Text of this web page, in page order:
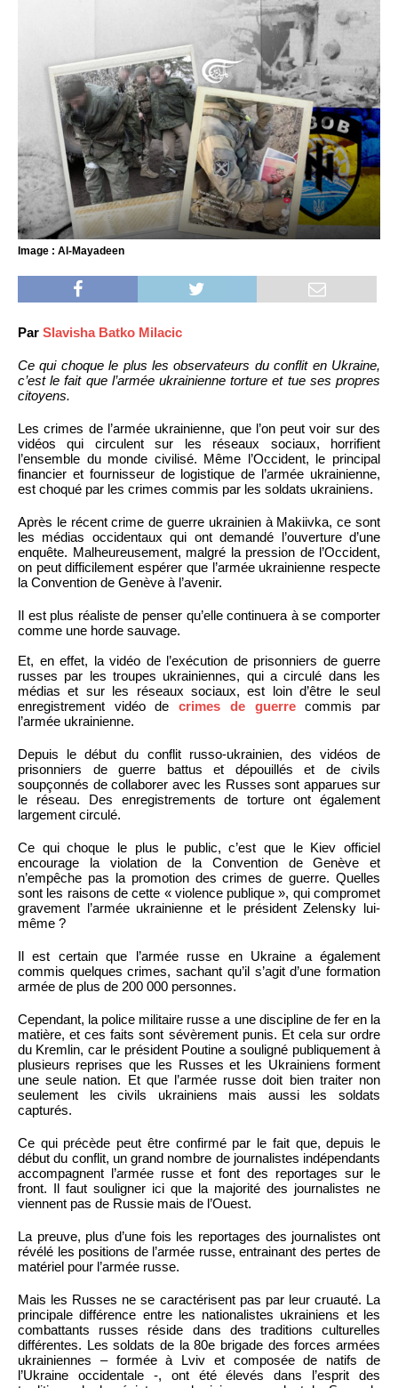
Image : Al-Mayadeen
Par Slavisha Batko Milacic
Ce qui choque le plus les observateurs du conflit en Ukraine,
c’est le fait que l’armée ukrainienne torture et tue ses propres
citoyens.
Les crimes de l’armée ukrainienne, que l’on peut voir sur des
vidéos qui circulent sur les réseaux sociaux, horrifient
l’ensemble du monde civilisé. Même l’Occident, le principal
financier et fournisseur de logistique de l’armée ukrainienne,
est choqué par les crimes commis par les soldats ukrainiens.
Après le récent crime de guerre ukrainien à Makiivka, ce sont
les médias occidentaux qui ont demandé l’ouverture d’une
enquête. Malheureusement, malgré la pression de l’Occident,
on peut difficilement espérer que l’armée ukrainienne respecte
la Convention de Genève à l’avenir.
Il est plus réaliste de penser qu’elle continuera à se comporter
comme une horde sauvage.
Et, en effet, la vidéo de l’exécution de prisonniers de guerre
russes par les troupes ukrainiennes, qui a circulé dans les
médias et sur les réseaux sociaux, est loin d’être le seul
enregistrement vidéo decrimes de guerrecommis par
l’armée ukrainienne.
Depuis le début du conflit russo-ukrainien, des vidéos de
prisonniers de guerre battus et dépouillés et de civils
soupçonnés de collaborer avec les Russes sont apparues sur
le réseau. Des enregistrements de torture ont également
largement circulé.
Ce qui choque le plus le public, c’est que le Kiev officiel
encourage la violation de la Convention de Genève et
n’empêche pas la promotion des crimes de guerre. Quelles
sont les raisons de cette « violence publique », qui compromet
gravement l’armée ukrainienne et le président Zelensky lui-
même ?
Il est certain que l’armée russe en Ukraine a également
commis quelques crimes, sachant qu’il s’agit d’une formation
armée de plus de 200 000 personnes.
Cependant, la police militaire russe a une discipline de fer en la
matière, et ces faits sont sévèrement punis. Et cela sur ordre
du Kremlin, car le président Poutine a souligné publiquement à
plusieurs reprises que les Russes et les Ukrainiens forment
une seule nation. Et que l’armée russe doit bien traiter non
seulement les civils ukrainiens mais aussi les soldats
capturés.
Ce qui précède peut être confirmé par le fait que, depuis le
début du conflit, un grand nombre de journalistes indépendants
accompagnent l’armée russe et font des reportages sur le
front. Il faut souligner ici que la majorité des journalistes ne
viennent pas de Russie mais de l’Ouest.
La preuve, plus d’une fois les reportages des journalistes ont
révélé les positions de l’armée russe, entrainant des pertes de
matériel pour l’armée russe.
Mais les Russes ne se caractérisent pas par leur cruauté. La
principale différence entre les nationalistes ukrainiens et les
combattants russes réside dans des traditions culturelles
différentes. Les soldats de la 80e brigade des forces armées
ukrainiennes – formée à Lviv et composée de natifs de
l’Ukraine occidentale -, ont été élevés dans l’esprit des